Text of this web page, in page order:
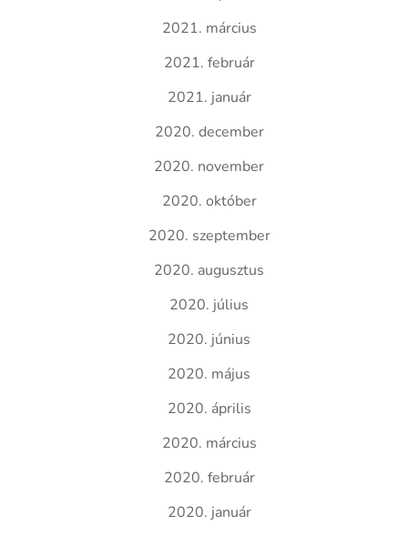
2021. március
2021. február
2021. január
2020. december
2020. november
2020. október
2020. szeptember
2020. augusztus
2020. július
2020. június
2020. május
2020. április
2020. március
2020. február
2020. január